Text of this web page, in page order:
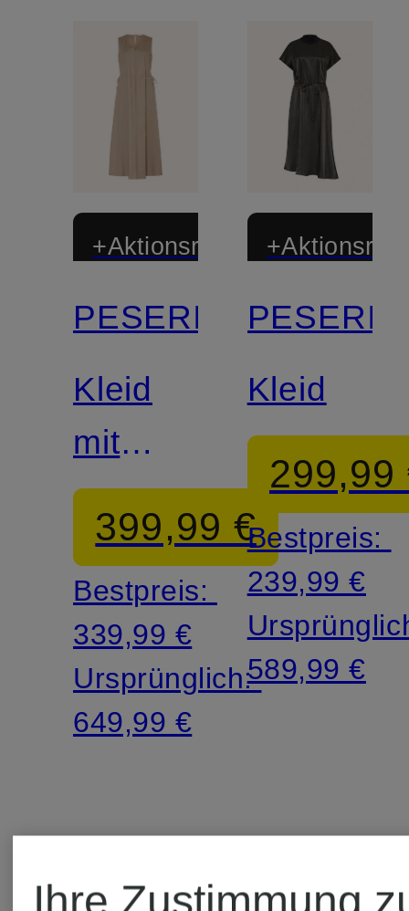
+Aktionsrabatt
PESERICO
Kleid
mit
Schmucksteinen
399,99 €
Bestpreis:
339,99 €
Ursprünglich:
649,99 €
Kleid
299,99
Bestpreis:
239,99 €
589,99 €
Ihre Zustimmung